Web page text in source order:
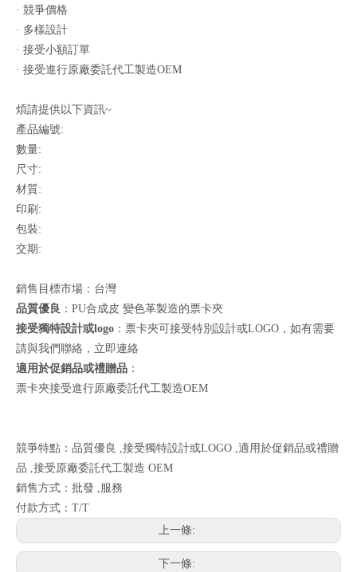
· 競爭價格
· 多樣設計
· 接受小額訂單
· 接受進行原廠委託代工製造OEM
煩請提供以下資訊~
產品編號:
數量:
尺寸:
材質:
印刷:
包裝:
交期:
銷售目標市場：台灣
品質優良 ：PU合成皮 變色革製造的票卡夾
接受獨特設計或logo ：票卡夾可接受特別設計或LOGO，如有需要
請與我們聯絡， 立即連絡
適用於促銷品或禮贈品 ：
票卡夾接受進行原廠委託代工製造OEM
競爭特點：品質優良 ,接受獨特設計或LOGO ,適用於促銷品或禮贈
品 ,接受原廠委託代工製造 OEM
銷售方式：批發 ,服務
付款方式：T/T
上一條:
下一條: